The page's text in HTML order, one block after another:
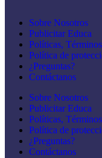
Sobre Nosotros
Publicitar Educa
Políticas,
Política de
¿Preguntas?
Contáctanos
Sobre Nosotros
Publicitar Educa
Políticas,
Política de
¿Preguntas?
Contáctanos